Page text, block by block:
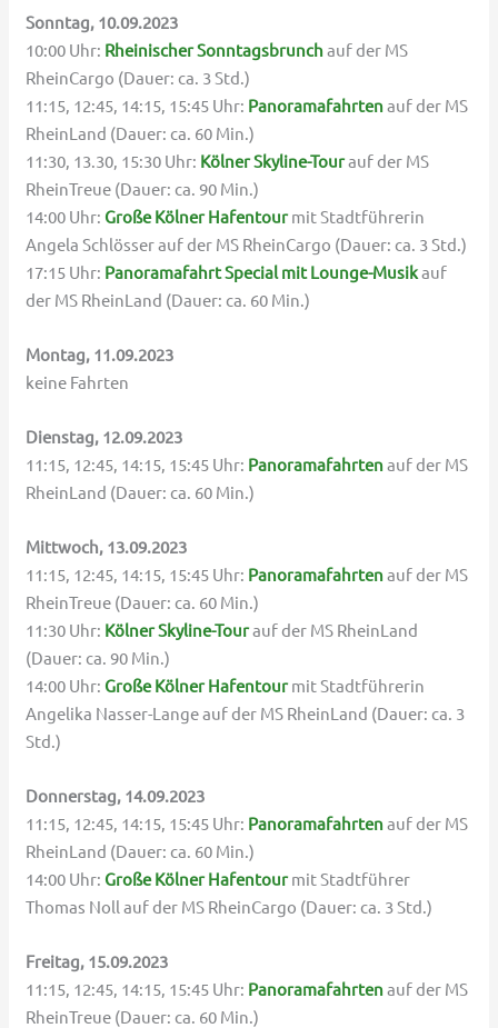
Sonntag, 10.09.2023
10:00 Uhr: Rheinischer Sonntagsbrunchauf der MS
RheinCargo (Dauer: ca. 3 Std.)
11:15, 12:45, 14:15, 15:45 Uhr: Panoramafahrtenauf der MS
RheinLand (Dauer: ca. 60 Min.)
11:30, 13.30, 15:30 Uhr: Kölner Skyline-Tourauf der MS
RheinTreue (Dauer: ca. 90 Min.)
14:00 Uhr: Große Kölner Hafentourmit Stadtführerin
Angela Schlösser auf der MS RheinCargo (Dauer: ca. 3 Std.)
17:15 Uhr: Panoramafahrt Special mit Lounge-Musikauf
der MS RheinLand (Dauer: ca. 60 Min.)
Montag, 11.09.2023
keine Fahrten
Dienstag, 12.09.2023
11:15, 12:45, 14:15, 15:45 Uhr: Panoramafahrtenauf der MS
RheinLand (Dauer: ca. 60 Min.)
Mittwoch, 13.09.2023
11:15, 12:45, 14:15, 15:45 Uhr: Panoramafahrtenauf der MS
RheinTreue (Dauer: ca. 60 Min.)
11:30 Uhr: Kölner Skyline-Tourauf der MS RheinLand
(Dauer: ca. 90 Min.)
14:00 Uhr: Große Kölner Hafentourmit Stadtführerin
Angelika Nasser-Lange auf der MS RheinLand (Dauer: ca. 3
Std.)
Donnerstag, 14.09.2023
11:15, 12:45, 14:15, 15:45 Uhr: Panoramafahrtenauf der MS
RheinLand (Dauer: ca. 60 Min.)
14:00 Uhr: Große Kölner Hafentourmit Stadtführer
Thomas Noll auf der MS RheinCargo (Dauer: ca. 3 Std.)
Freitag, 15.09.2023
11:15, 12:45, 14:15, 15:45 Uhr: Panoramafahrtenauf der MS
RheinTreue (Dauer: ca. 60 Min.)